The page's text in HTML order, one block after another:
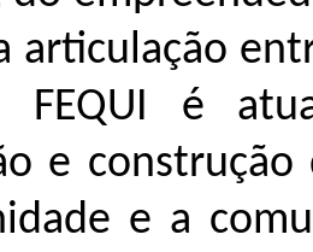
articulação
FEQUI é
e
e a